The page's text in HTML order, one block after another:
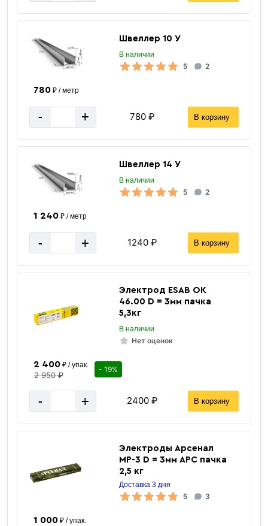
Швеллер 10 У
В наличии
5 2
780₽ / метр
- + 780 ₽ В корзину
Швеллер 14 У
В наличии
5 2
1 240₽ / метр
- + 1240 ₽ В корзину
Электрод ESAB ОК
46.00 D = 3мм пачка
5,3кг
В наличии
Нет оценок
2 400₽ / упак.
2 950 ₽
- 19%
- + 2400 ₽ В корзину
Электроды Арсенал
МР-3 D = 3мм АРС пачка
2,5 кг
Доставка 3 дня
5 3
1 000₽ / упак.